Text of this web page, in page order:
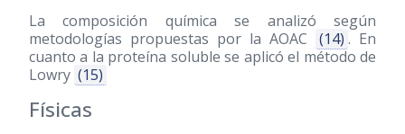
La composición química se analizó según
metodologías propuestas por la AOAC
(14) . En
cuanto a la proteína soluble se aplicó el método de
Lowry (15)
Físicas